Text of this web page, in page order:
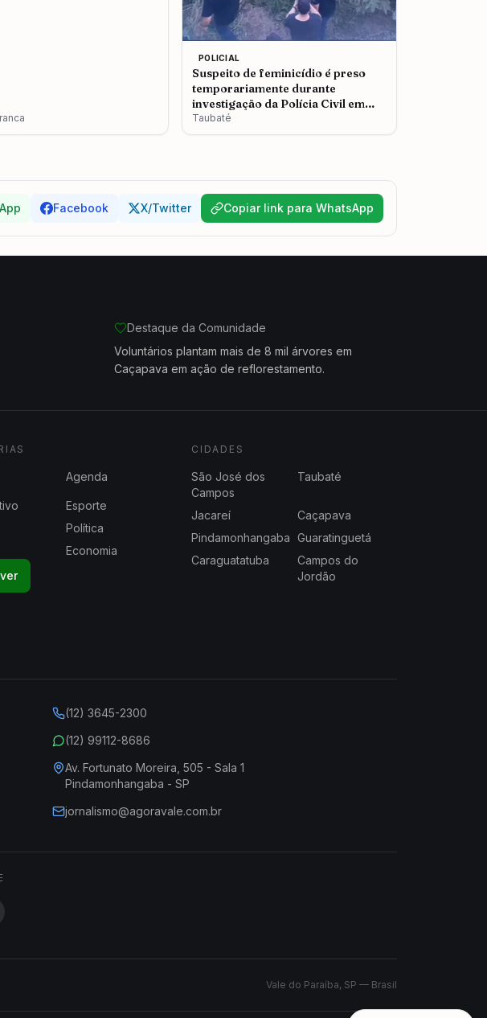
POLICIAL
Suspeito de feminicídio é preso
temporariamente durante
investigação da Polícia Civil em
Taubaté
Taubaté
Facebook X/Twitter Copiar link para WhatsApp
Destaque da Comunidade
Voluntários plantam mais de 8 mil árvores em
Caçapava em ação de reflorestamento.
Agenda
Esporte
Política
Economia
CIDADES
São José dos
Campos
Taubaté
Jacareí
Caçapava
Pindamonhangaba Guaratinguetá
Caraguatatuba
Campos do
Jordão
(12) 3645-2300
(12) 99112-8686
Av. Fortunato Moreira, 505 - Sala 1
Pindamonhangaba - SP
jornalismo@agoravale.com.br
Vale do Paraíba, SP — Brasil